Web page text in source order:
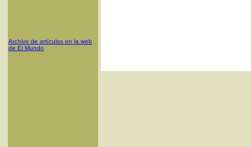
Archivo de artículos en la web
de El Mundo